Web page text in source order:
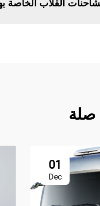
القلاب الخاصة
صلة
01
Dec